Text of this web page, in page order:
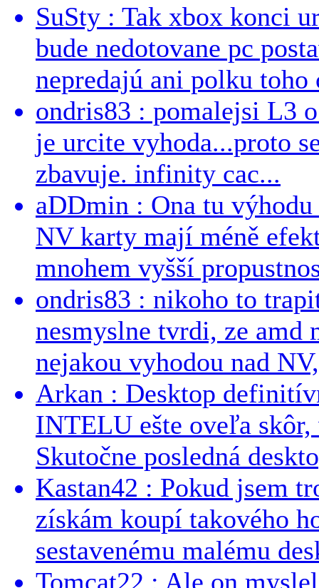
SuSty : Tak xbox konci
bude nedotovane pc
nepredajú ani polku toho
ondris83 : pomalejsi L3
je urcite vyhoda...proto
zbavuje. infinity cac...
aDDmin : Ona tu
NV karty mají méně
mnohem vyšší
ondris83 : nikoho to
nesmyslne tvrdi, ze
nejakou vyhodou nad
Arkan : Desktop
INTELU ešte oveľa
Skutočne posledná
Kastan42 : Pokud jsem
získám koupí takového
sestavenému malému
Tomcat22 : Ale on